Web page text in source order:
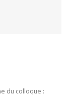
du colloque :